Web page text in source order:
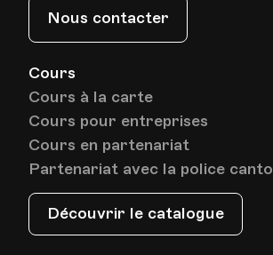
Cours
Cours à la carte
Cours pour entreprises
Cours en partenariat
Partenariat avec la police
Découvrir le catalogue
Nous contacter